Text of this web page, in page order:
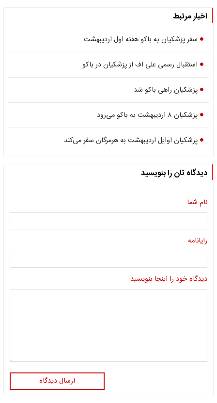
اخبار مرتبط
سفر پزشکیان به باکو هفته اول اردیبهشت
استقبال رسمی علی اف از پزشکیان در باکو
پزشکیان راهی باکو شد
پزشکیان ۸ اردیبهشت به باکو می‌رود
پزشکیان اوایل اردیبهشت به هرمزگان سفر می‌کند
دیدگاه تان را بنویسید
نام شما
رایانامه
دیدگاه خود را اینجا بنویسید:
ارسال دیدگاه